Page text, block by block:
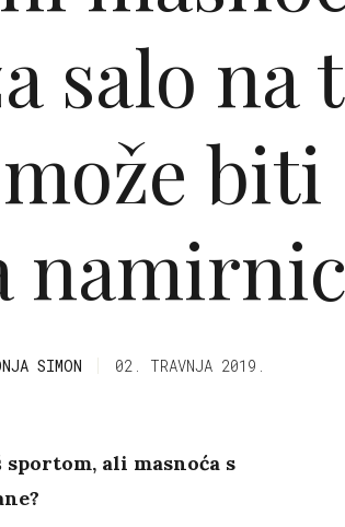
salo na
biti
SIMON 02. TRAVNJA 2019.
ali masnoća s